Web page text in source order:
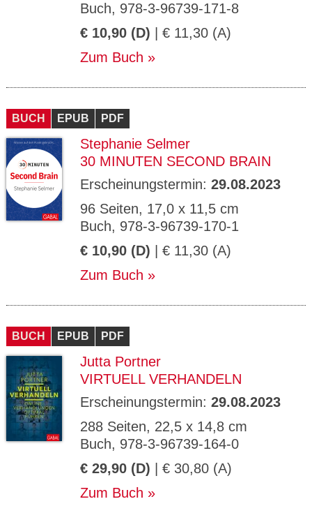
Buch, 978-3-96739-171-8
€ 10,90 (D) | € 11,30 (A)
Zum Buch
BUCH EPUB PDF
Stephanie Selmer
30 MINUTEN SECOND BRAIN
Erscheinungstermin: 29.08.2023
96 Seiten, 17,0 x 11,5 cm
Buch, 978-3-96739-170-1
€ 10,90 (D) | € 11,30 (A)
Zum Buch
BUCH EPUB PDF
Jutta Portner
VIRTUELL VERHANDELN
Erscheinungstermin: 29.08.2023
288 Seiten, 22,5 x 14,8 cm
Buch, 978-3-96739-164-0
€ 29,90 (D) | € 30,80 (A)
Zum Buch